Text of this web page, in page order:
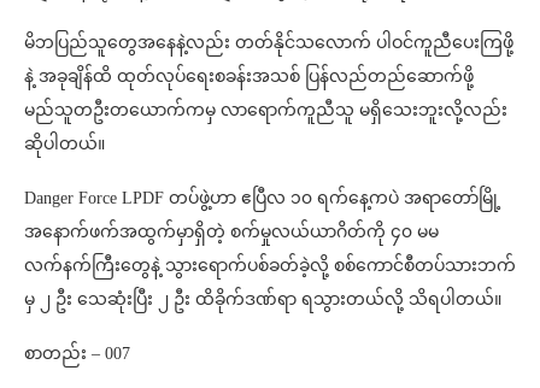
မိဘပြည်သူတွေအနေနဲ့လည်း တတ်နိုင်သလောက် ပါဝင်ကူညီပေးကြဖို့
နဲ့ အခုချိန်ထိ ထုတ်လုပ်ရေးစခန်းအသစ် ပြန်လည်တည်ဆောက်ဖို့
မည်သူတဦးတယောက်ကမှ လာရောက်ကူညီသူ မရှိသေးဘူးလို့လည်း
ဆိုပါတယ်။
Danger Force LPDF တပ်ဖွဲ့ဟာ ဧပြီလ ၁၀ ရက်နေ့ကပဲ အရာတော်မြို့
အနောက်ဖက်အထွက်မှာရှိတဲ့ စက်မှုလယ်ယာဂိတ်ကို ၄၀ မမ
လက်နက်ကြီးတွေနဲ့ သွားရောက်ပစ်ခတ်ခဲ့လို့ စစ်ကောင်စီတပ်သားဘက်
မှ ၂ ဦး သေဆုံးပြီး ၂ ဦး ထိခိုက်ဒဏ်ရာ ရသွားတယ်လို့ သိရပါတယ်။
စာတည်း – 007